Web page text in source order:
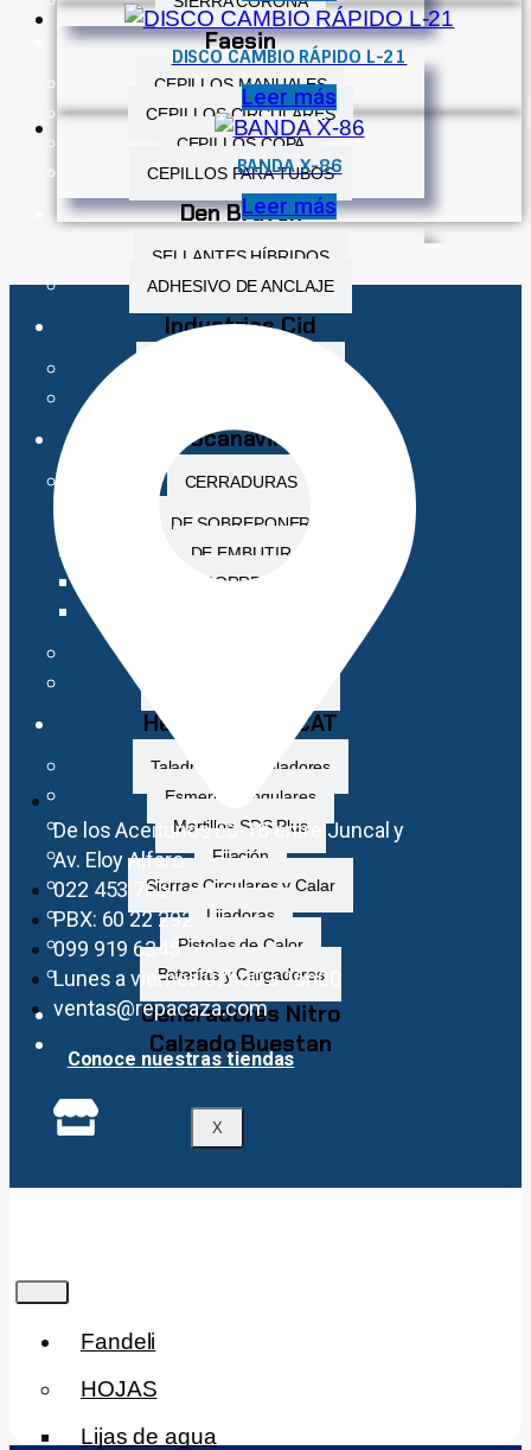
Faesin
CEPILLOS MANUALES
CEPILLOS CIRCULARES
CEPILLOS COPA
CEPILLOS PARA TUBOS
Den Braven
SELLANTES HÍBRIDOS
ADHESIVO DE ANCLAJE
Industrias Cid
Scanavini
CERRADURAS
DE SOBREPONER
DE EMBUTIR
DE CORREDERA
Herramientas CAT
Taladros y Atornilladores
Esmeriles Angulares
Martillos SDS Plus
Fijación
Sierras Circulares y Calar
Lijadoras
Pistolas de Calor
Baterías y Cargadores
Generadores Nitro
Calzado Buestan
X
DISCO CAMBIO RÁPIDO L-21
Leer más
BANDA X-86
Leer más
De los Aceitunos E3-18 entre Juncal y
Av. Eloy Alfaro
022 453 765
PBX: 60 22 292
099 919 6345
Lunes a viernes 07h00 a 16h00
ventas@repacaza.com
Conoce nuestras tiendas
Fandeli
HOJAS
Lijas de agua